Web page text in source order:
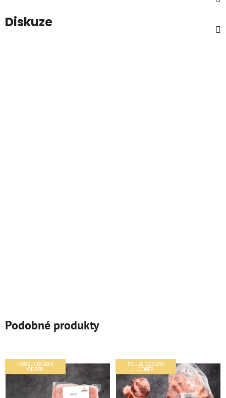
Diskuze
Podobné produkty
POUZE OSOBNÍ
ODBĚR
POUZE OSOBNÍ
ODBĚR